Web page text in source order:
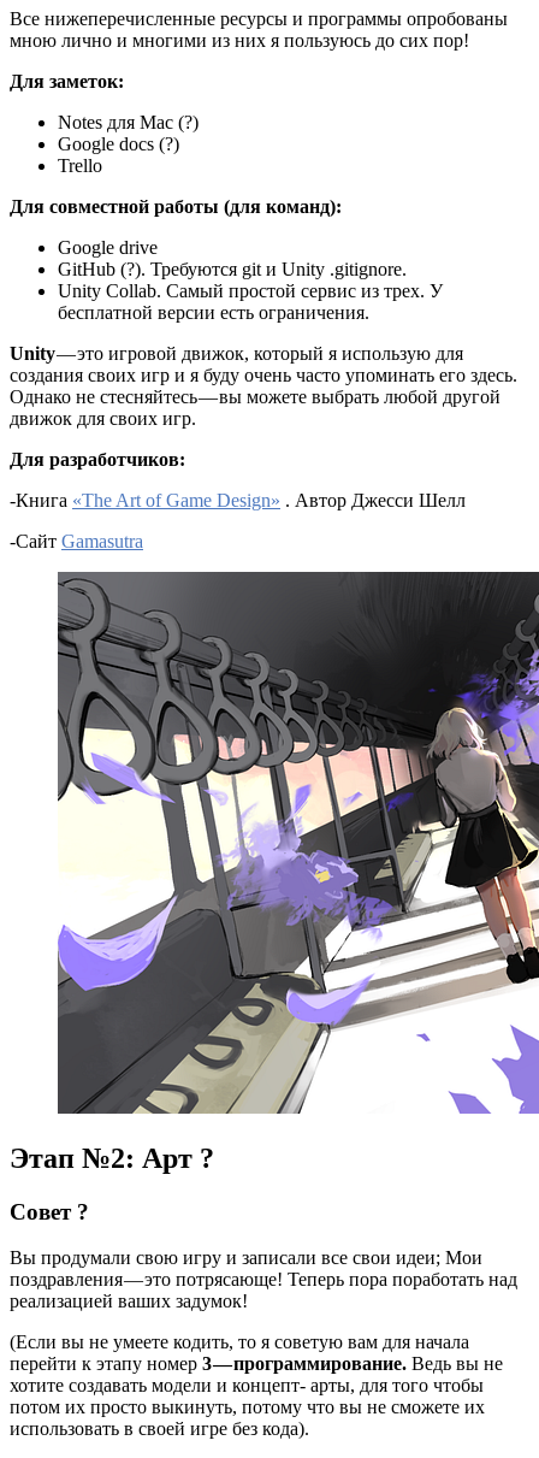
Все нижеперечисленные ресурсы и программы опробованы
мною лично и многими из них я пользуюсь до сих пор!
Для заметок:
Notes для Mac (?)
Google docs (?)
Trello
Для совместной работы (для команд):
Google drive
GitHub (?). Требуются git и Unity .gitignore.
Unity Collab. Самый простой сервис из трех. У
бесплатной версии есть ограничения.
Unity— это игровой движок, который я использую для
создания своих игр и я буду очень часто упоминать его здесь.
Однако не стесняйтесь — вы можете выбрать любой другой
движок для своих игр.
Для разработчиков:
-Книга «The Art of Game Design» . Автор Джесси Шелл
-Сайт Gamasutra
Этап №2: Арт ?
Совет?
Вы продумали свою игру и записали все свои идеи; Мои
поздравления — это потрясающе! Теперь пора поработать над
реализацией ваших задумок!
(Если вы не умеете кодить, то я советую вам для начала
перейти к этапу номер 3 — программирование. Ведь вы не
хотите создавать модели и концепт- арты, для того чтобы
потом их просто выкинуть, потому что вы не сможете их
использовать в своей игре без кода).